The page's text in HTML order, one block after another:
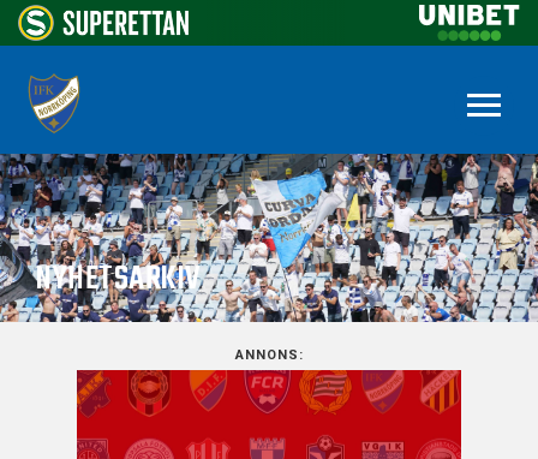
NYHETSARKIV
ANNONS: